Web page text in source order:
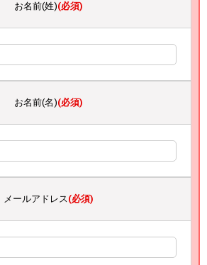
お名前(姓)(必須)
お名前(名)(必須)
メールアドレス(必須)